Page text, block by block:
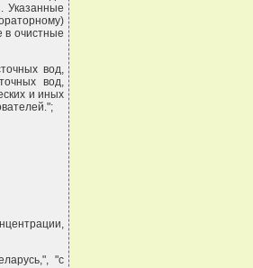
Указанные
в очистные
вод,
вод,
и иных
"с